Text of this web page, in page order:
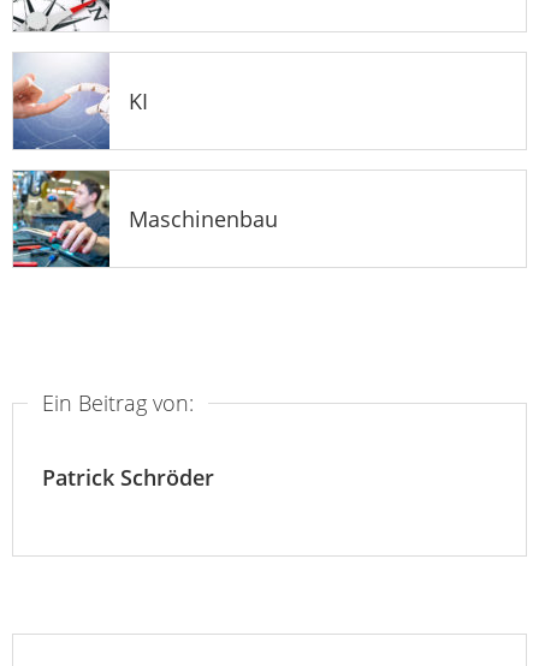
KI
Maschinenbau
Ein Beitrag von:
Patrick Schröder